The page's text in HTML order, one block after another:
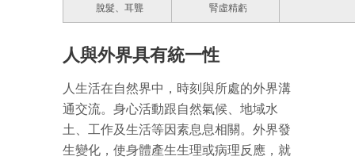
脫髮、耳聾 腎虛精虧
人與外界具有統一性
人生活在自然界中，時刻與所處的外界溝
通交流。身心活動跟自然氣候、地域水
土、工作及生活等因素息息相關。外界發
生變化，使身體產生生理或病理反應，就